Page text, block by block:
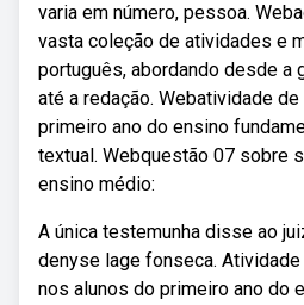
varia em número, pessoa.
vasta coleção de atividades e
português, abordando desde a
até a redação. Webatividade
primeiro ano do ensino
textual. Webquestão 07 sobre
ensino médio:
A única testemunha disse ao
denyse lage fonseca.
nos alunos do primeiro ano do